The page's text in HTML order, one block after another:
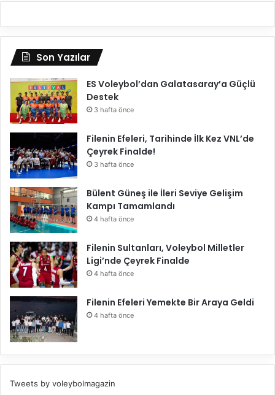
Son Yazılar
ES Voleybol’dan Galatasaray’a Güçlü
Destek
3 hafta önce
Filenin Efeleri, Tarihinde İlk Kez VNL’de
Çeyrek Finalde!
3 hafta önce
Bülent Güneş ile İleri Seviye Gelişim
Kampı Tamamlandı
4 hafta önce
Filenin Sultanları, Voleybol Milletler
Ligi’nde Çeyrek Finalde
4 hafta önce
Filenin Efeleri Yemekte Bir Araya Geldi
4 hafta önce
Tweets by voleybolmagazin